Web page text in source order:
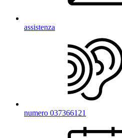
assistenza
numero 037366121